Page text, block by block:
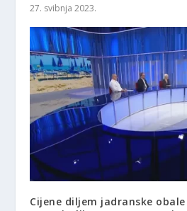
27. svibnja 2023.
Cijene diljem jadranske